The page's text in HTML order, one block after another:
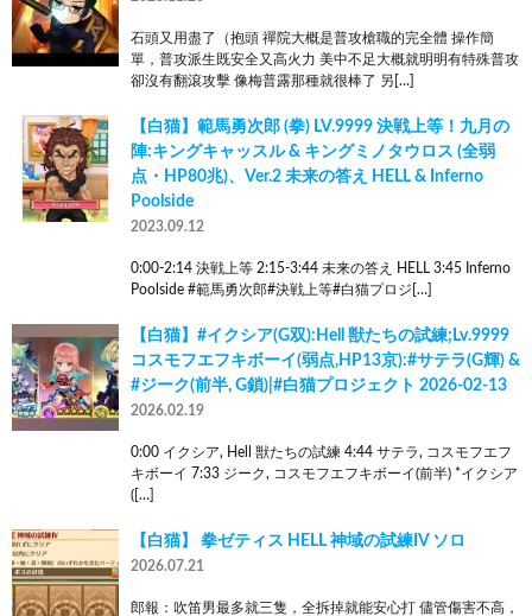
石頭又用盡了（抱頭 禪院大概是普攻槍職的完全體 操作簡
單，普攻派生既安全又高火力 美中不足大概就明明有特殊普攻
卻沒有翻滾攻擊 像梅普露那種就很棒了 另[…]
【白猫】範馬勇次郎 (拳) LV.9999 決戦上等！九月の
陣:キングキャッスル & キングミノタウロス (全弱
点・HP80兆)、Ver.2 未来の答え HELL & Inferno
Poolside
2023.09.12
0:00-2:14 決戦上等 2:15-3:44 未来の答え HELL 3:45 Inferno
Poolside #範馬勇次郎#決戦上等#白猫プロジ[…]
【白猫】#イクシア(G双):Hell 獣たちの試練;Lv.9999
コスモフエフキボーイ(弱点,HP13京):#サテラ(G輝) &
#ジーク(前半, G鎖)|#白猫プロジェクト 2026-02-13
2026.02.19
0:00 イクシア, Hell 獣たちの試練 4:44 サテラ, コスモフエフ
キボーイ 7:33 ジーク, コスモフエフキボーイ(前半) *イクシア
([…]
【白猫】 拳ゼティス HELL 神域の試練IV ソロ
2026.07.21
郎報：吹笛男最多就三隻，全拆掉就能安心打 儘管傷害不高，